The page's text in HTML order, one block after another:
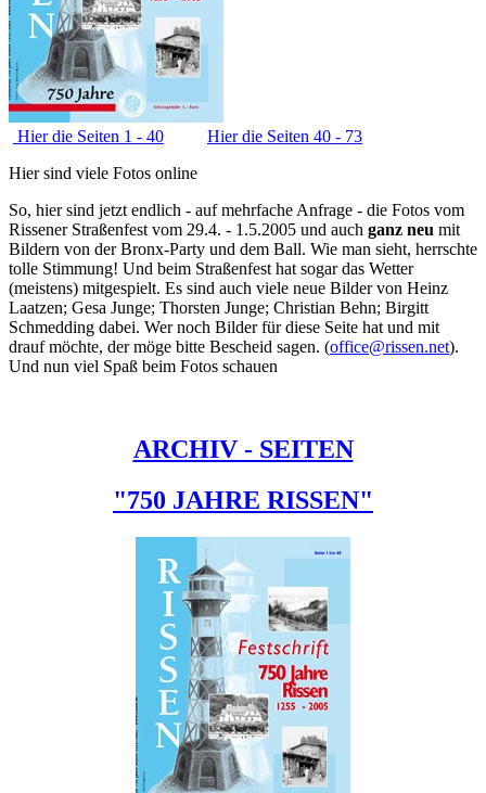
Hier die Seiten 1 - 40
Hier die Seiten 40 - 73
Hier sind viele Fotos online
So, hier sind jetzt endlich - auf mehrfache Anfrage - die Fotos vom
Rissener Straßenfest vom 29.4. - 1.5.2005 und auch ganz neu mit
Bildern von der Bronx-Party und dem Ball. Wie man sieht, herrschte
tolle Stimmung! Und beim Straßenfest hat sogar das Wetter
(meistens) mitgespielt. Es sind auch viele neue Bilder von Heinz
Laatzen; Gesa Junge; Thorsten Junge; Christian Behn; Birgitt
Schmedding dabei. Wer noch Bilder für diese Seite hat und mit
drauf möchte, der möge bitte Bescheid sagen. (office@rissen.net).
Und nun viel Spaß beim Fotos schauen
ARCHIV - SEITEN
"750 JAHRE RISSEN"